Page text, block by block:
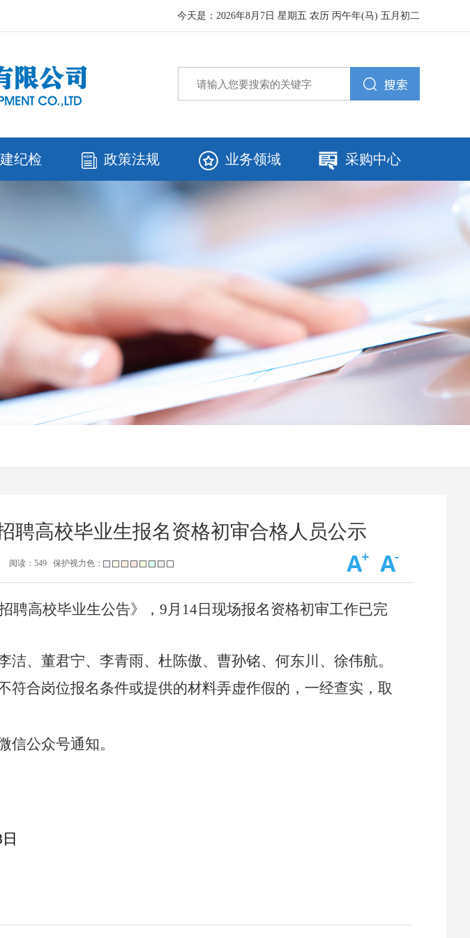
今天是： 2026年8月7日 星期五 农历 丙午年(马) 五月初二
纪检 政策法规 业务领域 采购中心
聘高校毕业生报名资格初审合格人员公示
阅读： 549 保护视力色：
聘高校毕业生公告》，9月14日现场报名资格初审工作已完
、董君宁、李青雨、杜陈傲、曹孙铭、何东川、徐伟航。
合岗位报名条件或提供的材料弄虚作假的，一经查实，取
信公众号通知。